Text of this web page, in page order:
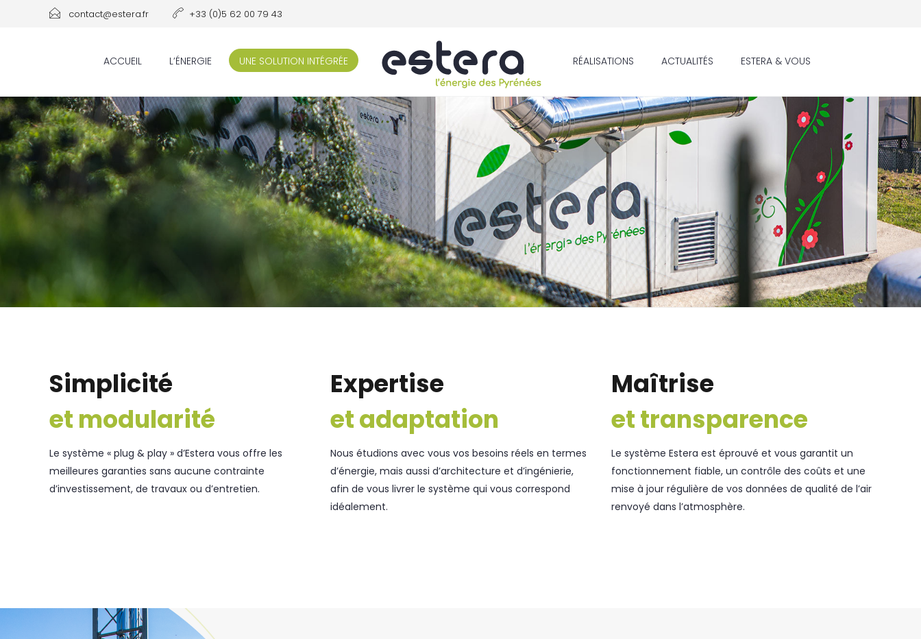
contact@estera.fr +33 (0)5 62 00 79 43
ACCUEIL L’ÉNERGIE UNE SOLUTION INTÉGRÉE RÉALISATIONS ACTUALITÉS ESTERA & VOUS
Simplicité
et modularité
Le système « plug & play » d’Estera vous offre les
meilleures garanties sans aucune contrainte
d’investissement, de travaux ou d’entretien.
Expertise
et adaptation
Nous étudions avec vous vos besoins réels en termes
d’énergie, mais aussi d’architecture et d’ingénierie,
afin de vous livrer le système qui vous correspond
idéalement.
Maîtrise
et transparence
Le système Estera est éprouvé et vous garantit un
fonctionnement fiable, un contrôle des coûts et une
mise à jour régulière de vos données de qualité de l’air
renvoyé dans l’atmosphère.